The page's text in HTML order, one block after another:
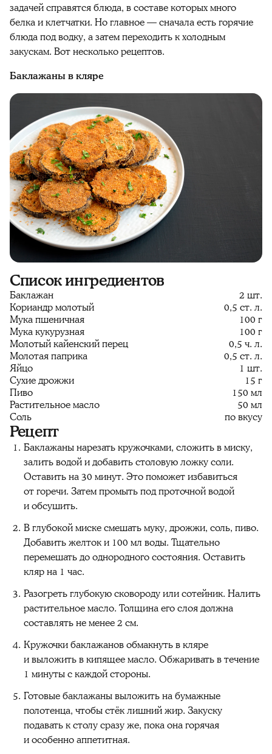
задачей справятся блюда, в составе которых много
белка и клетчатки. Но главное — сначала есть горячие
блюда под водку, а затем переходить к холодным
закускам. Вот несколько рецептов.
Баклажаны в кляре
Список ингредиентов
Баклажан
2 шт.
Кориандр молотый
0,5 ст. л.
Мука пшеничная
100 г
Мука кукурузная
100 г
Молотый кайенский перец
0,5 ч. л.
Молотая паприка
0,5 ст. л.
Яйцо
1 шт.
Сухие дрожжи
15 г
Пиво
150 мл
Растительное масло
50 мл
Соль
по вкусу
Рецепт
Баклажаны нарезать кружочками, сложить в миску,
залить водой и добавить столовую ложку соли.
Оставить на 30 минут. Это поможет избавиться
от горечи. Затем промыть под проточной водой
и обсушить.
В глубокой миске смешать муку, дрожжи, соль, пиво.
Добавить желток и 100 мл воды. Тщательно
перемешать до однородного состояния. Оставить
кляр на 1 час.
Разогреть глубокую сковороду или сотейник. Налить
растительное масло. Толщина его слоя должна
составлять не менее 2 см.
Кружочки баклажанов обмакнуть в кляре
и выложить в кипящее масло. Обжаривать в течение
1 минуты с каждой стороны.
Готовые баклажаны выложить на бумажные
полотенца, чтобы стёк лишний жир. Закуску
подавать к столу сразу же, пока она горячая
и особенно аппетитная.